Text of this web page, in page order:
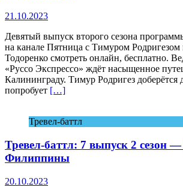
21.10.2023
Девятый выпуск второго сезона
на канале Пятница с Тимуром Родригезом
Тодоренко смотреть онлайн, бесплатно.
«Руссо Экспрессо» ждёт насыщенное
Калининграду. Тимур Родригез
попробует […]
Тревел-баттл
Тревел-баттл: 7 выпуск 2 сезон
Филиппины
20.10.2023